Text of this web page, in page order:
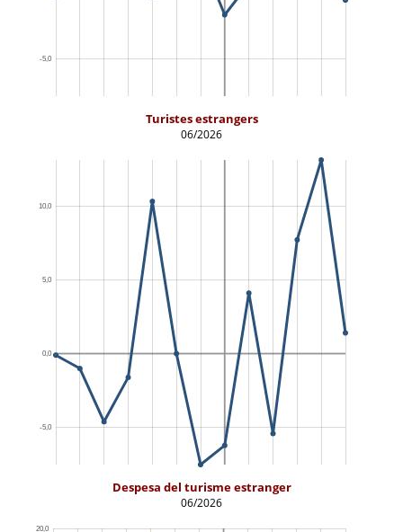
Turistes estrangers
06/2026
Despesa del turisme estranger
06/2026